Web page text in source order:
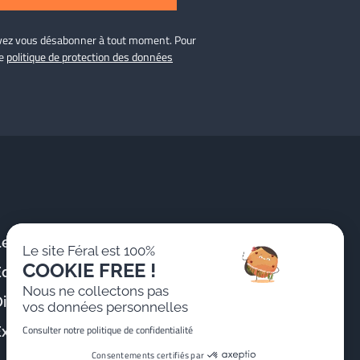
vous désabonner à tout moment. Pour
politique de protection des données
Cabinet
Publications &
Actualités
Formations
Le site Féral est 100%
COOKIE FREE !
Nous ne collectons pas
vos données personnelles
Consulter notre politique de confidentialité
Consentements certifiés par